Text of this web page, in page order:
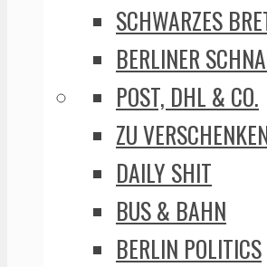
SCHWARZES
BERLINER
POST, DHL & CO.
ZU
DAILY SHIT
BUS & BAHN
BERLIN POLITICS